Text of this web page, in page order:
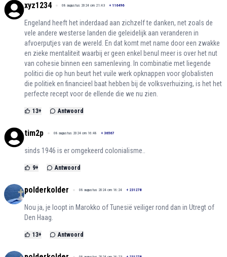
xyz1234 08 augustus 2024 om 21:43 + 116496
Engeland heeft het inderdaad aan zichzelf te danken, net zoals de
vele andere westerse landen die geleidelijk aan veranderen in
afvoerputjes van de wereld. En dat komt met name door een zwakke
en zieke mentaliteit waarbij er geen enkel benul meer is over het nut
van cohesie binnen een samenleving. In combinatie met liegende
politici die op hun beurt het vuile werk opknappen voor globalisten
die politiek en financieel baat hebben bij de volksverhuizing, is het het
perfecte recept voor de ellende die we nu zien.
13+ Antwoord
tim2p 08 augustus 2024 om 16:48 + 36567
sinds 1946 is er omgekeerd colonialisme..
9+ Antwoord
polderkolder 08 augustus 2024 om 16:24 + 231278
Nou ja, je loopt in Marokko of Tunesië veiliger rond dan in Utregt of
Den Haag.
13+ Antwoord